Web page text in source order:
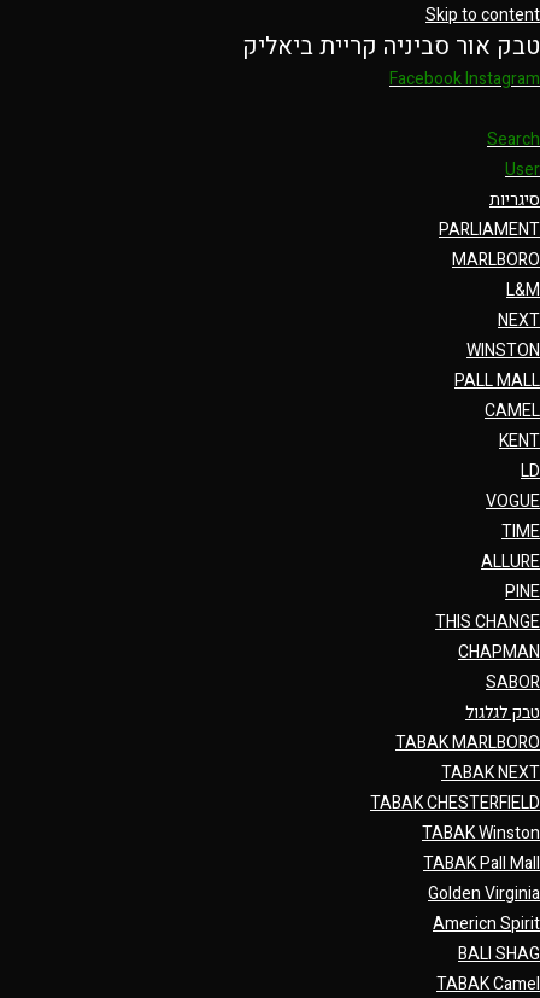
Skip to content
טבק אור סביניה קריית ביאליק
FacebookInstagram
Search
User
סיגריות
PARLIAMENT
MARLBORO
L&M
NEXT
WINSTON
PALL MALL
CAMEL
KENT
LD
VOGUE
TIME
ALLURE
PINE
THIS CHANGE
CHAPMAN
SABOR
טבק לגלגול
TABAK MARLBORO
TABAK NEXT
TABAK CHESTERFIELD
TABAK Winston
TABAK Pall Mall
Golden Virginia
Americn Spirit
BALI SHAG
TABAK Camel